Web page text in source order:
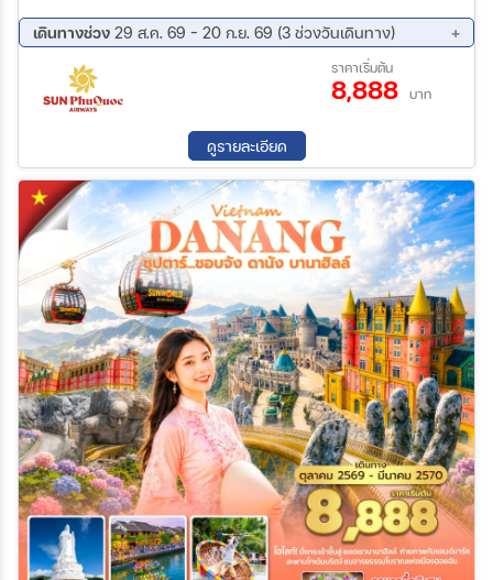
เดินเล่น VuiFesta ถนนคนเดินสุดชิคริมทะเล
เดินทางช่วง 29 ส.ค. 69 - 20 ก.ย. 69 (3 ช่วงวันเดินทาง)
11 ก.ย. 69 - 13 ก.ย. 69
18 ก.ย. 69 - 20 ก.ย. 69
ราคาเริ่มต้น
8,888 บาท
ดูรายละเอียด